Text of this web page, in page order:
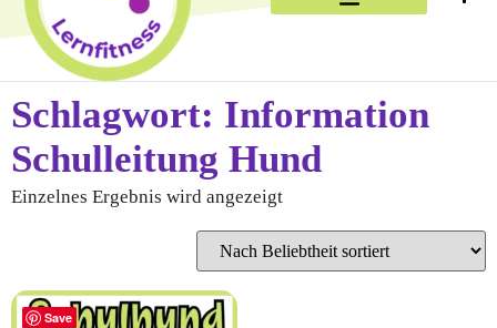
Schlagwort: Information
Schulleitung Hund
Einzelnes Ergebnis wird angezeigt
Save